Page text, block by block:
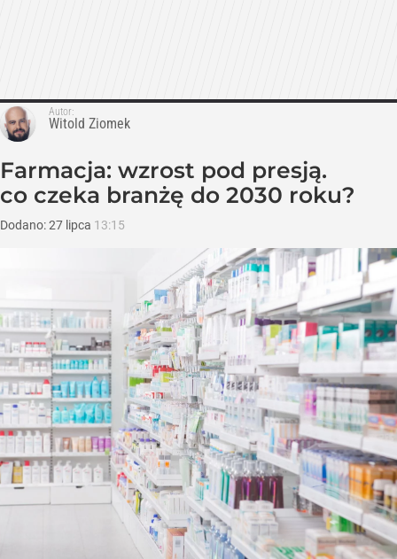
Autor:
Witold Ziomek
Farmacja: wzrost pod presją.
co czeka branżę do 2030 roku?
Dodano:27 lipca 13:15